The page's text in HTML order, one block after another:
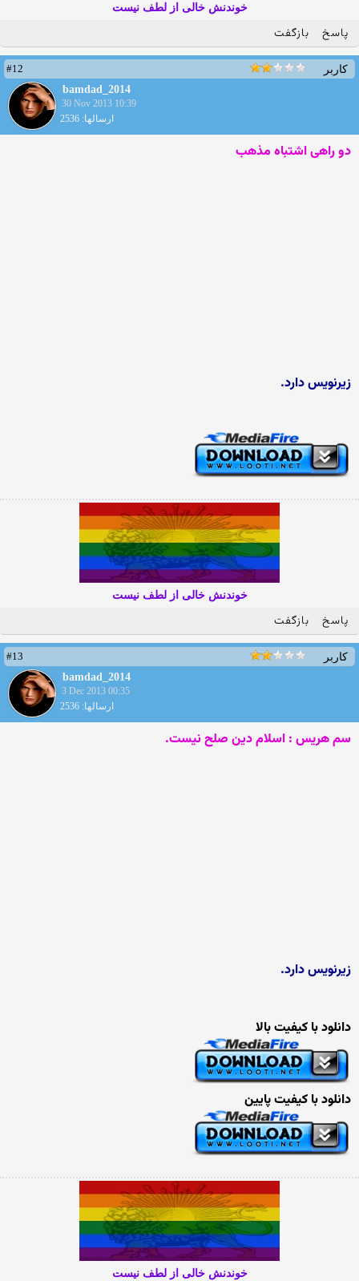
خوندنش خالی از لطف نیست
پاسخ بازگفت
کاربر
#12
bamdad_2014
30 Nov 2013 10:39
ارسالها: 2536
دو راهی اشتباه مذهب
زیرنویس دارد.
خوندنش خالی از لطف نیست
پاسخ بازگفت
کاربر
#13
bamdad_2014
3 Dec 2013 00:35
ارسالها: 2536
سم هریس : اسلام دین صلح نیست.
زیرنویس دارد.
دانلود با کیفیت بالا
دانلود با کیفیت پایین
خوندنش خالی از لطف نیست